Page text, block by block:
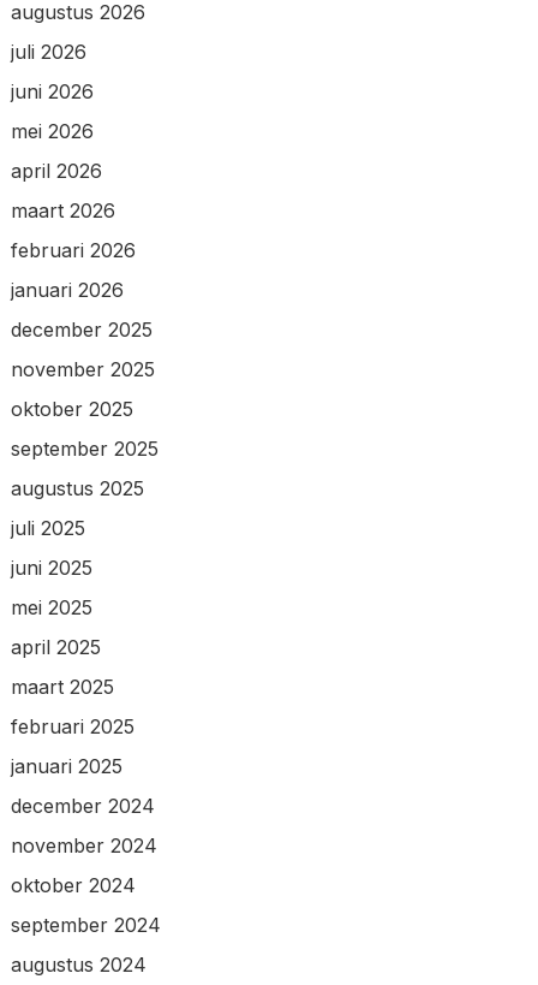
augustus 2026
juli 2026
juni 2026
mei 2026
april 2026
maart 2026
februari 2026
januari 2026
december 2025
november 2025
oktober 2025
september 2025
augustus 2025
juli 2025
juni 2025
mei 2025
april 2025
maart 2025
februari 2025
januari 2025
december 2024
november 2024
oktober 2024
september 2024
augustus 2024